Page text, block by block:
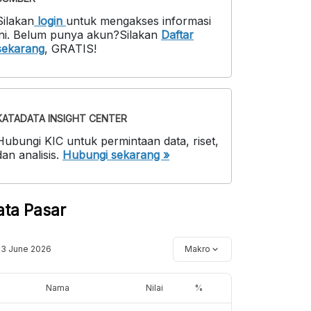
login untuk mengakses informasi
. Belum punya akun?Silakan Daftar
, GRATIS!
INSIGHT CENTER
KIC untuk permintaan data, riset,
analisis. Hubungi sekarang »
Pasar
June 2026 Makro
Nama Nilai %